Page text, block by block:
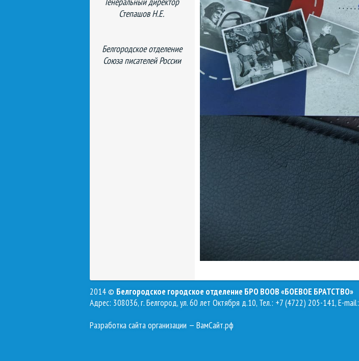
Степашов Н.Е.
Белгородское отделение
Союза писателей России
2014 © Белгородское городское отделение БРО ВООВ «БОЕВОЕ БРАТСТВО»
Адрес: 308036, г. Белгород, ул. 60 лет Октября д.10, Тел.: +7 (4722) 205-141, E-mail:
Разработка сайта организации — ВамСайт.рф